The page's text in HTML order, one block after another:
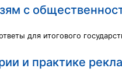
с
для итогового
и практике